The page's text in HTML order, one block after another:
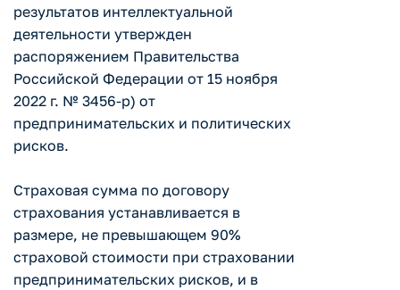
результатов интеллектуальной
деятельности утвержден
распоряжением Правительства
Российской Федерации от 15 ноября
2022 г. № 3456-р) от
предпринимательских и политических
рисков.
Страховая сумма по договору
страхования устанавливается в
размере, не превышающем 90%
страховой стоимости при страховании
предпринимательских рисков, и в